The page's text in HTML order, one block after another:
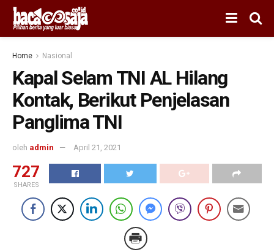
Home Nasional
Kapal Selam TNI AL Hilang
Kontak, Berikut Penjelasan
Panglima TNI
oleh admin April 21, 2021
727
SHARES